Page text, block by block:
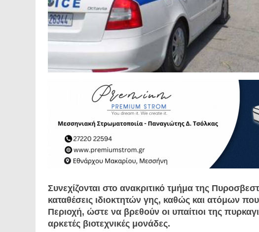
Συνεχίζονται στο ανακριτικό τμήμα της
καταθέσεις ιδιοκτητών γης, καθώς και ατόμων
Περιοχή, ώστε να βρεθούν οι υπαίτιοι της
αρκετές βιοτεχνικές μονάδες.